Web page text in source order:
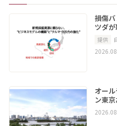
損傷
ツダ
提供
オー
ン東